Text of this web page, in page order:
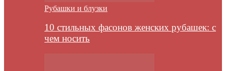
Рубашки и блузки
10 стильных фасонов женских рубашек: с
чем носить